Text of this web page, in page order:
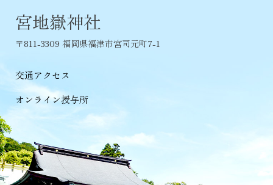
宮地嶽神社
〒811-3309 福岡県福津市宮司元町7-1
交通アクセス
オンライン授与所